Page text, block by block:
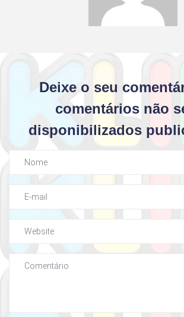
Deixe o seu
comentários não
disponibilizados